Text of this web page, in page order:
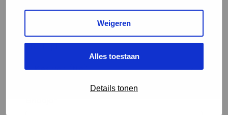
Weigeren
Alles toestaan
Details tonen
Starttijd*